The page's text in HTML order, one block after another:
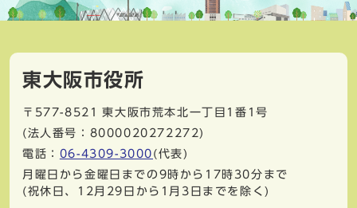
東大阪市役所
〒577-8521
東大阪市荒本北一丁目1番1号
(法人番号：8000020272272)
電話： 06-4309-3000 (代表)
月曜日から金曜日までの9時から17時30分まで
(祝休日、12月29日から1月3日までを除く)